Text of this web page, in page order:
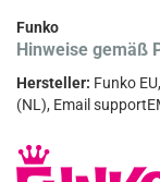
Funko
Hinweise gemäß
Hersteller: Funko
(NL), Email